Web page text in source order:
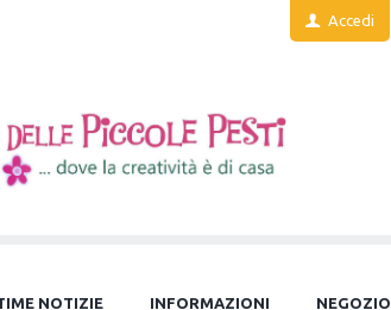
Accedi
NOTIZIE INFORMAZIONI NEGOZIO